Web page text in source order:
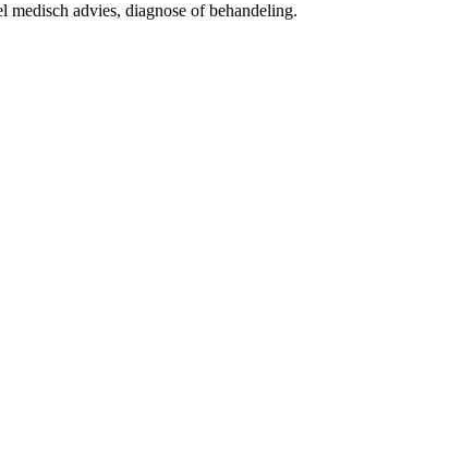
advies, diagnose of behandeling.